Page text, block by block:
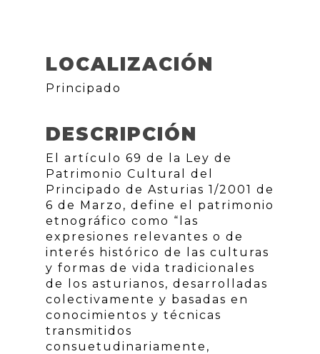
LOCALIZACIÓN
Principado
DESCRIPCIÓN
El artículo 69 de la Ley de
Patrimonio Cultural del
Principado de Asturias 1/2001 de
6 de Marzo, define el patrimonio
etnográfico como “las
expresiones relevantes o de
interés histórico de las culturas
y formas de vida tradicionales
de los asturianos, desarrolladas
colectivamente y basadas en
conocimientos y técnicas
transmitidos
consuetudinariamente,